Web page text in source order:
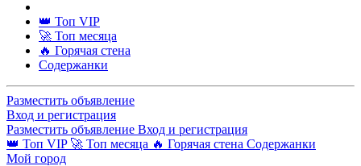
👑 Топ VIP
🚀 Топ месяца
🔥 Горячая стена
Содержанки
Разместить объявление
Вход и регистрация
Разместить объявление Вход и регистрация
👑 Топ VIP 🚀 Топ месяца 🔥 Горячая стена Содержанки
Мой город